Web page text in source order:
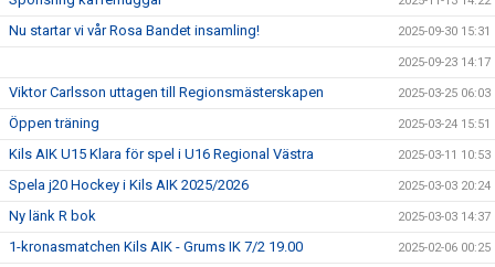
Nu startar vi vår Rosa Bandet insamling! 2025-09-30 15:31
2025-09-23 14:17
Viktor Carlsson uttagen till Regionsmästerskapen 2025-03-25 06:03
Öppen träning 2025-03-24 15:51
Kils AIK U15 Klara för spel i U16 Regional Västra 2025-03-11 10:53
Spela j20 Hockey i Kils AIK 2025/2026 2025-03-03 20:24
Ny länk R bok 2025-03-03 14:37
1-kronasmatchen Kils AIK - Grums IK 7/2 19.00 2025-02-06 00:25